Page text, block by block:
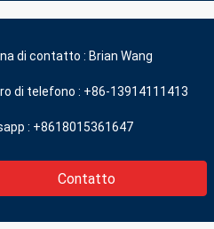
di contatto : Brian Wang
di telefono : +86-13914111413
: +8618015361647
Contatto